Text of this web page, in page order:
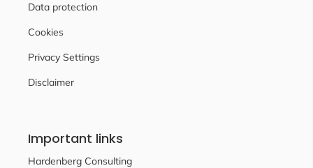
Data protection
Cookies
Privacy Settings
Disclaimer
Important links
Hardenberg Consulting